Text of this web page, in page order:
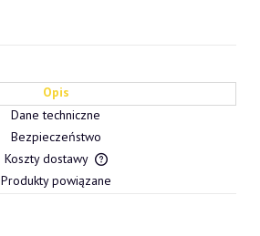
Opis
Dane techniczne
Bezpieczeństwo
Koszty dostawy
Produkty powiązane